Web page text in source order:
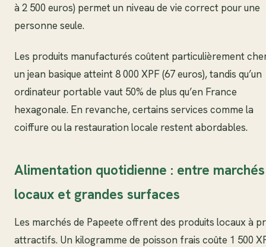
à 2 500 euros) permet un niveau de vie correct pour une
personne seule.
Les produits manufacturés coûtent particulièrement
un jean basique atteint 8 000 XPF (67 euros), tandis qu’un
ordinateur portable vaut 50% de plus qu’en France
hexagonale. En revanche, certains services comme la
coiffure ou la restauration locale restent abordables.
Alimentation quotidienne : entre marchés
locaux et grandes surfaces
Les marchés de Papeete offrent des produits locaux à
attractifs. Un kilogramme de poisson frais coûte 1 500